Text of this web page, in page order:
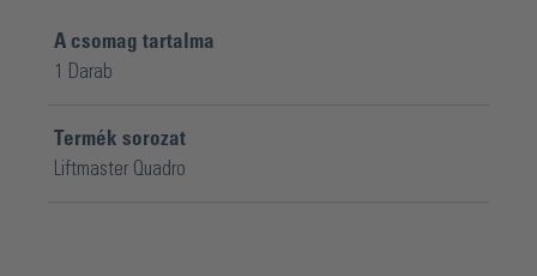
A csomag tartalma
1 Darab
Termék sorozat
Liftmaster Quadro